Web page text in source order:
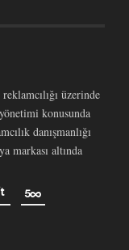
üzerinde
konusunda
danışmanlığı
markası altında